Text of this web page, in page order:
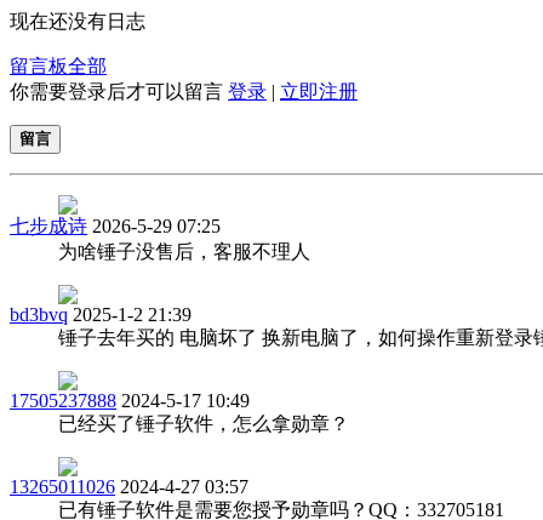
现在还没有日志
留言板全部
你需要登录后才可以留言 登录 | 立即注册
留言
七步成诗 2026-5-29 07:25
为啥锤子没售后，客服不理人
bd3bvq 2025-1-2 21:39
锤子去年买的 电脑坏了 换新电脑了，如何操作重新登录
17505237888 2024-5-17 10:49
已经买了锤子软件，怎么拿勋章？
13265011026 2024-4-27 03:57
已有锤子软件是需要您授予勋章吗？QQ：332705181